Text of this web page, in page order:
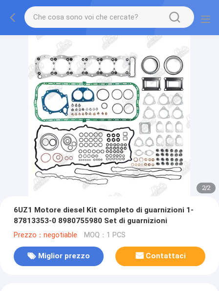
2/2
6UZ1 Motore diesel Kit completo di guarnizioni 1-
87813353-0 8980755980 Set di guarnizioni
Prezzo：negotiable MOQ：1 PCS
Miglior prezzo Contattaci